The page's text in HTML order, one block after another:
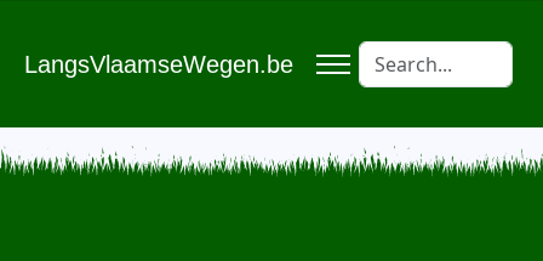
LangsVlaamseWegen.be